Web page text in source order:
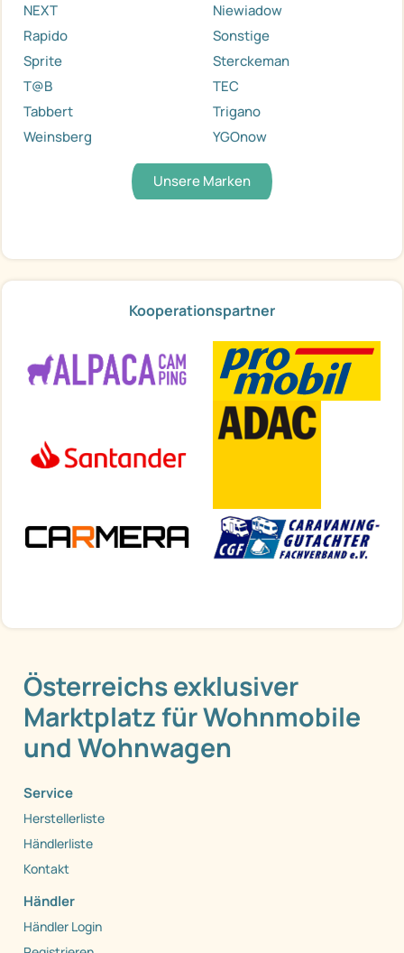
NEXT
Niewiadow
Rapido
Sonstige
Sprite
Sterckeman
T@B
TEC
Tabbert
Trigano
Weinsberg
YGOnow
Unsere Marken
Kooperationspartner
Österreichs exklusiver
Marktplatz für Wohnmobile
und Wohnwagen
Service
Herstellerliste
Händlerliste
Kontakt
Händler
Händler Login